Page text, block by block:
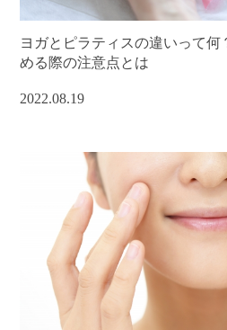
ヨガとピラティスの違いって何
める際の注意点とは
2022.08.19